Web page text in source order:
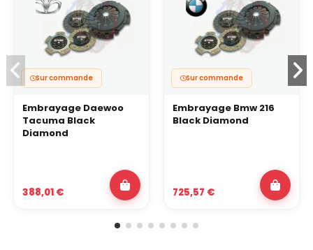
Sur commande
Embrayage Daewoo
Tacuma Black
Diamond
388,01 €
Sur commande
Embrayage Bmw 216
Black Diamond
725,57 €